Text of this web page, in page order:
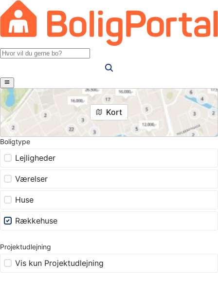
Kort
Boligtype
Lejligheder
Værelser
Huse
Rækkehuse
Projektudlejning
Vis kun Projektudlejning